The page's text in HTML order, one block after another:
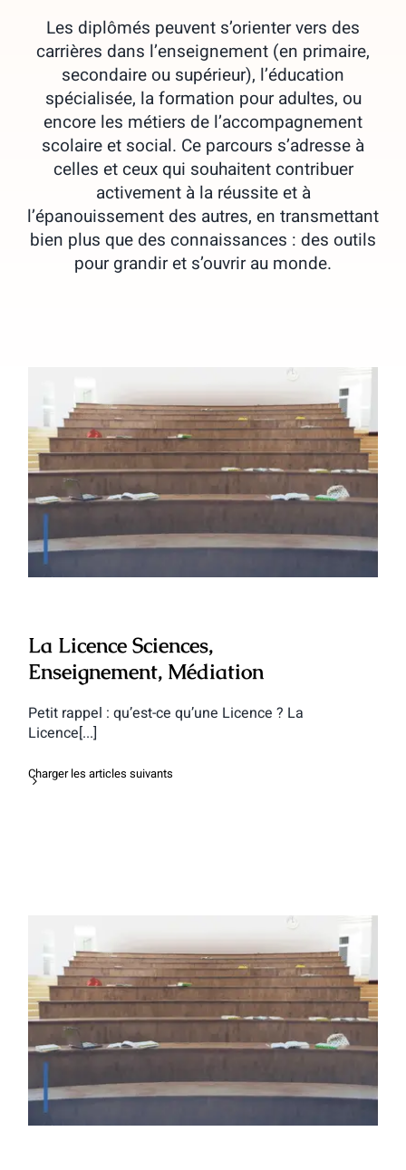
Les diplômés peuvent s’orienter vers des
carrières dans l’enseignement (en primaire,
secondaire ou supérieur), l’éducation
spécialisée, la formation pour adultes, ou
encore les métiers de l’accompagnement
scolaire et social. Ce parcours s’adresse à
celles et ceux qui souhaitent contribuer
activement à la réussite et à
l’épanouissement des autres, en transmettant
bien plus que des connaissances : des outils
pour grandir et s’ouvrir au monde.
La Licence Sciences, Enseignement,
Médiation
La Licence Sciences,
Enseignement, Médiation
Petit rappel : qu’est-ce qu’une Licence ? La
Licence[...]
Charger les articles suivants
La Licence Sciences de l’éducation et de
la formation